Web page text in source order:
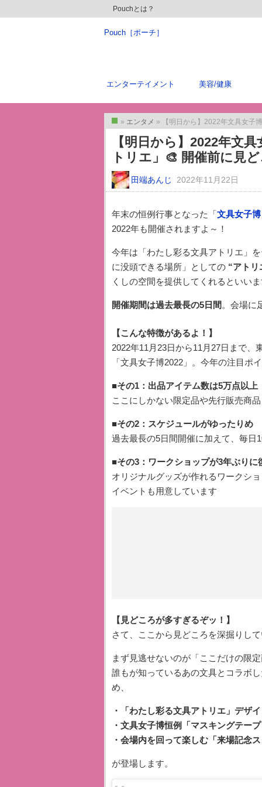
Pouchとは？
Pouch［ポーチ］
エンターテイメント 美容/健康
トップ
» エンタメ » 【明日から】2022年文具女子博の
【明日から】2022年文
トリエ」🎨 開催前に見
田端あんじ 2022年11月22日
年末の恒例行事となった「文具女子博
2022年も開催されますよ～！
今年は「わたし彩る文具アトリエ」
に没頭できる場所」としての“アトリ
くしの空間を提供してくれるといい
開催期間は過去最長の5日間 。会場に
【こんな特徴があるよ！】
2022年11月23日から11月27日まで
「文具女子博2022」。今年の注目ポ
■その1：出品アイテム数は5万点以上
ここにしかない限定品や先行販売商
■その2：スケジュールがゆったりめ
過去最長の5日間開催に加えて、毎日
■その3：ワークショップが3年ぶりに
オリジナルグッズが作れるワークシ
イベントも用意しています
【見どころが多すぎるぞッ！】
さて、ここから見どころを深掘りし
まず見逃せないのが「ここだけの限
誰もが知っているあの文具とコラボ
め、
・「わたし彩る文具アトリエ」デザ
・文具女子博恒例「マスキングテー
・会場内を回って楽しむ「来場記念
が登場します。